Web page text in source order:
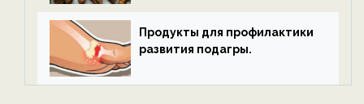
Продукты для профилактики
развития подагры.